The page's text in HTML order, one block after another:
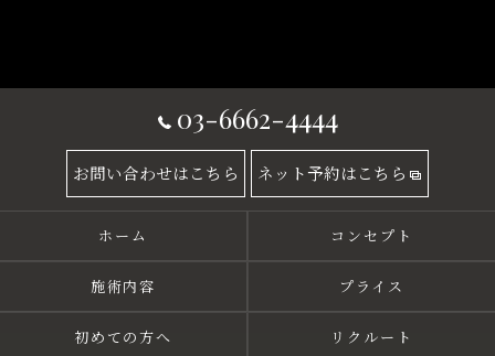
03-6662-4444
お問い合わせはこちら ネット予約はこちら
ホーム コンセプト
施術内容 プライス
初めての方へ リクルート